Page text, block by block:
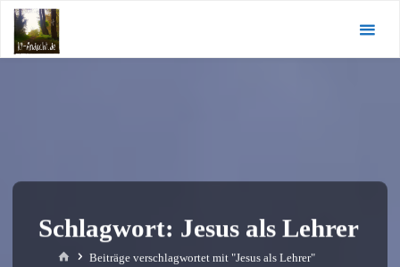
Zum
Inhalt
springen
Schlagwort: Jesus als Lehrer
StartBeiträge verschlagwortet mit "Jesus als Lehrer"